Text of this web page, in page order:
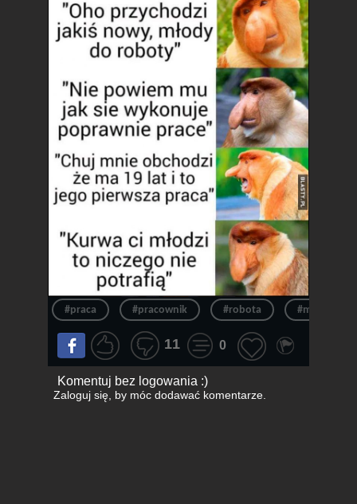
#praca #pracownik #robota #małpa
11 0
Komentuj bez logowania :)
Zaloguj się, by móc dodawać komentarze.